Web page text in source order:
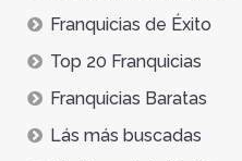
Franquicias de Éxito
Top 20 Franquicias
Franquicias Baratas
Lás más buscadas